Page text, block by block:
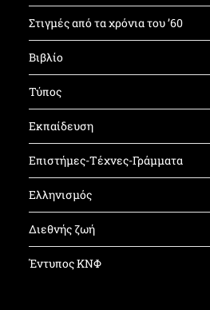
Στιγμές από τα χρόνια του ’60
Βιβλίο
Τύπος
Εκπαίδευση
Επιστήμες-Τέχνες-Γράμματα
Ελληνισμός
Διεθνής ζωή
Έντυπος ΚΝΦ